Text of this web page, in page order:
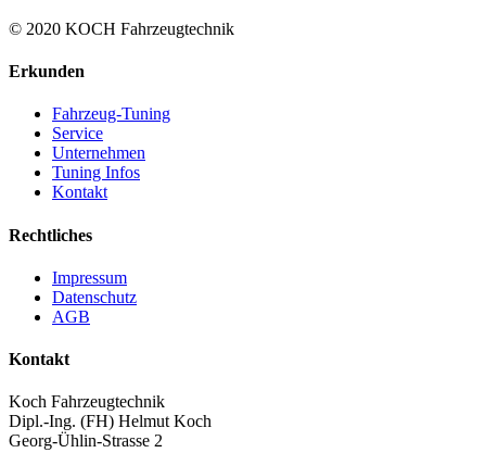
© 2020 KOCH Fahrzeugtechnik
Erkunden
Fahrzeug-Tuning
Service
Unternehmen
Tuning Infos
Kontakt
Rechtliches
Impressum
Datenschutz
AGB
Kontakt
Koch Fahrzeugtechnik
Dipl.-Ing. (FH) Helmut Koch
Georg-Ühlin-Strasse 2